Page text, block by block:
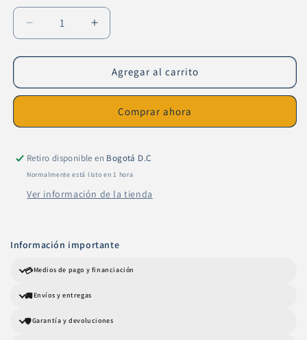
Reducir
cantidad
para
Level3
Foam
Aumentar
cantidad
para
Espejo
Level3
Foam
Mirror
Agregar al carrito
Comprar ahora
Retiro disponible en Bogotá D.C
Normalmente está listo en 1 hora
Ver información de la tienda
Información importante
💳Medios de pago y financiación
🚚Envíos y entregas
🛡️Garantía y devoluciones